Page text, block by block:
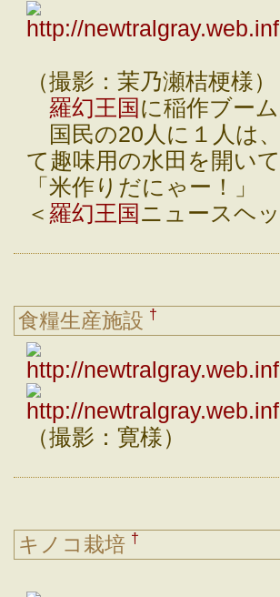
（撮影：茉乃瀬桔梗様）
羅幻王国 に稲作ブー
国民の20人に１人は
て趣味用の水田を開い
「米作りだにゃー！」
＜羅幻王国 ニュースヘ
食糧生産施設 †
（撮影：寛様）
キノコ栽培 †